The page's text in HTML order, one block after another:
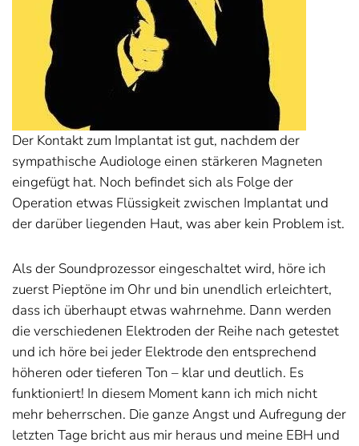
Der Kontakt zum Implantat ist gut, nachdem der
sympathische Audiologe einen stärkeren Magneten
eingefügt hat. Noch befindet sich als Folge der
Operation etwas Flüssigkeit zwischen Implantat und
der darüber liegenden Haut, was aber kein Problem ist.
Als der Soundprozessor eingeschaltet wird, höre ich
zuerst Pieptöne im Ohr und bin unendlich erleichtert,
dass ich überhaupt etwas wahrnehme. Dann werden
die verschiedenen Elektroden der Reihe nach getestet
und ich höre bei jeder Elektrode den entsprechend
höheren oder tieferen Ton – klar und deutlich. Es
funktioniert! In diesem Moment kann ich mich nicht
mehr beherrschen. Die ganze Angst und Aufregung der
letzten Tage bricht aus mir heraus und meine EBH und